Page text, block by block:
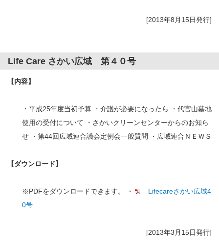
[2013年8月15日発行]
Life Care さかい広域 第４０号
【内容】
・平成25年度当初予算 ・介護が必要になったら ・代官山墓地
使用の受付について ・さかいクリーンセンターからのお知ら
せ ・第44回広域連合議会定例会一般質問 ・広域連合ＮＥＷＳ
【ダウンロード】
※PDFをダウンロードできます。 ・
Lifecareさかい広域4
0号
[2013年3月15日発行]